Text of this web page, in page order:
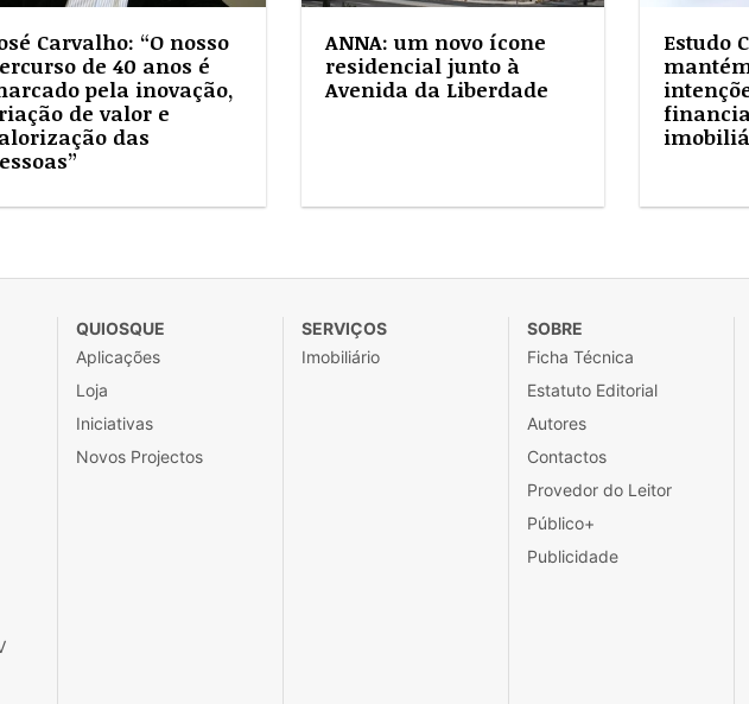
Carvalho: “O nosso
de 40 anos é
pela inovação,
de valor e
das
ANNA: um novo ícone
residencial junto à
Avenida da Liberdade
Estudo
QUIOSQUE
Aplicações
Loja
Iniciativas
Novos Projectos
SERVIÇOS
Imobiliário
SOBRE
Ficha Técnica
Estatuto Editorial
Autores
Contactos
Provedor do Leitor
Público+
Publicidade